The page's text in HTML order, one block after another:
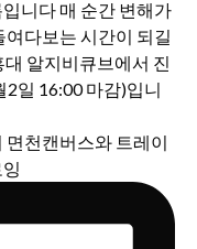
면천캔버스와 트레이